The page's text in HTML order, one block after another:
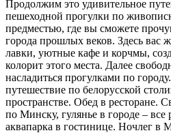
Продолжим это удивительное
пешеходной прогулки по
предместью, где вы сможете
города прошлых веков. Здесь вас
лавки, уютные кафе и корчмы,
колорит этого места. Далее
насладиться прогулками по
путешествие по белорусской
пространстве. Обед в ресторане.
по Минску, гулянье в городе –
аквапарка в гостинице. Ночлег в